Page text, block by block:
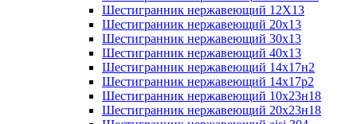
Шестигранник нержавеющий 12Х13
Шестигранник нержавеющий 20х13
Шестигранник нержавеющий 30х13
Шестигранник нержавеющий 40х13
Шестигранник нержавеющий 14х17н2
Шестигранник нержавеющий 14х17р2
Шестигранник нержавеющий 10х23н18
Шестигранник нержавеющий 20х23н18